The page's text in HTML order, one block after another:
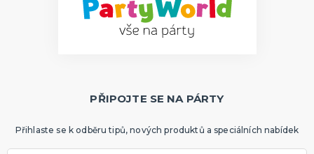
PŘIPOJTE SE NA PÁRTY
Přihlaste se k odběru tipů, nových produktů a speciálních nabídek